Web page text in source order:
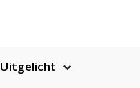
Uitgelicht